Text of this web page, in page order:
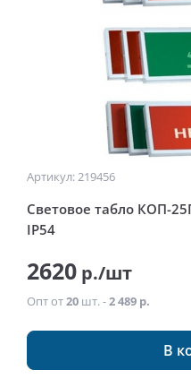
Артикул: 219456
Световое табло КОП-
IP54
2620 р./шт
Опт от20 шт. -2 489 р.
В